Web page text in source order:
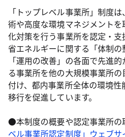
「トップレベル事業所」制度
術や高度な環境マネジメント
化対策を行う事業所を認定・支
省エネルギーに関する「体制の
「運用の改善」の各面で先進
る事業所を他の大規模事業所
付け、都内事業所全体の環境
移行を促進しています。
●本制度の概要や認定事業所の
ベル事業所認定制度」ウェブサ